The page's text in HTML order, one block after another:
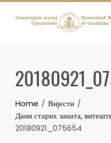
Skip
Home
Вијести
Дани старих заната,
20180921_075654